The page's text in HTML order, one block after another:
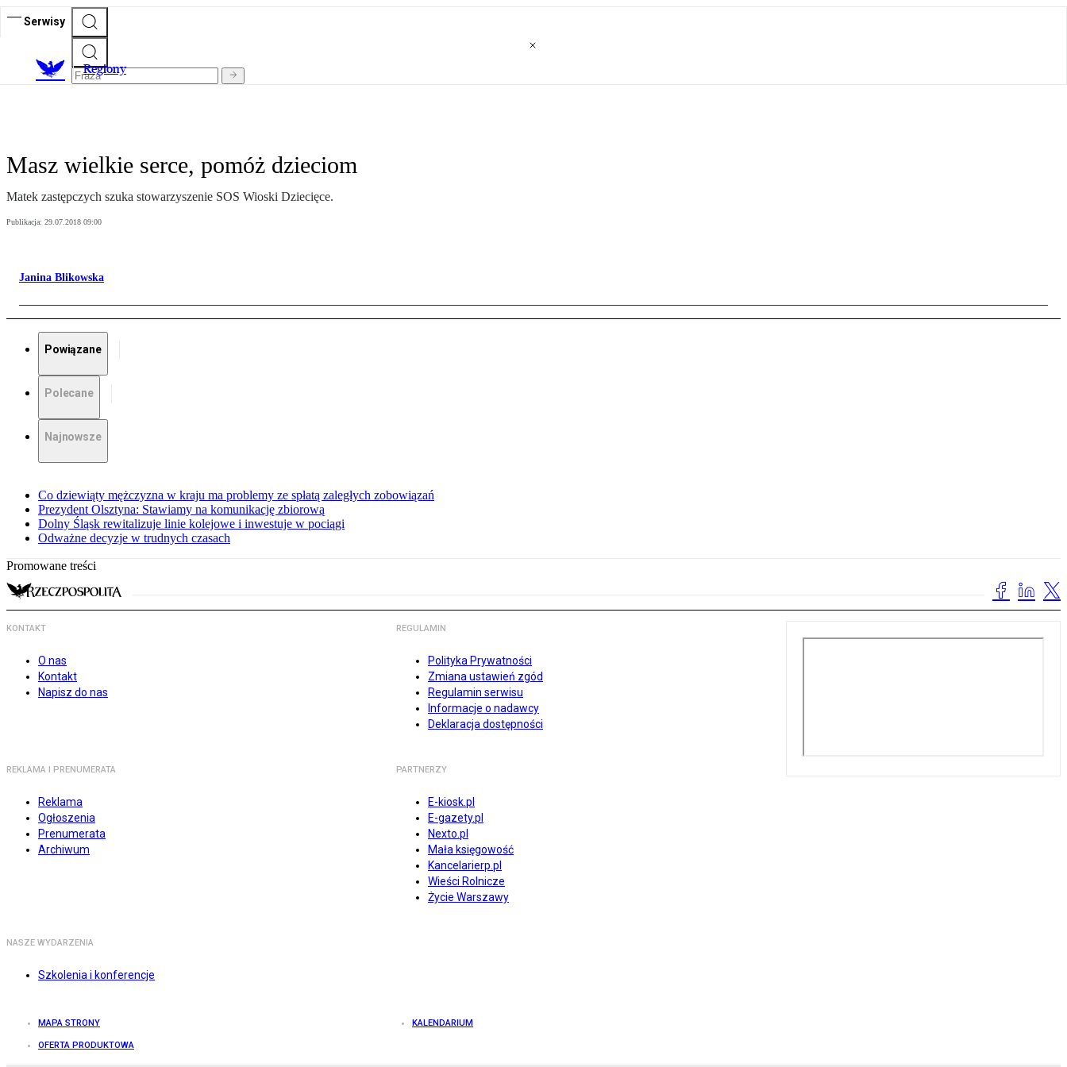
Serwisy
Regiony
Masz wielkie serce, pomóż dzieciom
Matek zastępczych szuka stowarzyszenie SOS Wioski Dziecięce.
Publikacja: 29.07.2018 09:00
Janina Blikowska
Powiązane
Polecane
Najnowsze
Co dziewiąty mężczyzna w kraju ma problemy ze spłatą zaległych zobowiązań
Prezydent Olsztyna: Stawiamy na komunikację zbiorową
Dolny Śląsk rewitalizuje linie kolejowe i inwestuje w pociągi
Odważne decyzje w trudnych czasach
Promowane treści
KONTAKT
O nas
Kontakt
Napisz do nas
REGULAMIN
Polityka Prywatności
Zmiana ustawień zgód
Regulamin serwisu
Informacje o nadawcy
Deklaracja dostępności
REKLAMA I PRENUMERATA
Reklama
Ogłoszenia
Prenumerata
Archiwum
PARTNERZY
E-kiosk.pl
E-gazety.pl
Nexto.pl
Mała księgowość
Kancelarierp.pl
Wieści Rolnicze
Życie Warszawy
NASZE WYDARZENIA
Szkolenia i konferencje
MAPA STRONY KALENDARIUM
OFERTA PRODUKTOWA